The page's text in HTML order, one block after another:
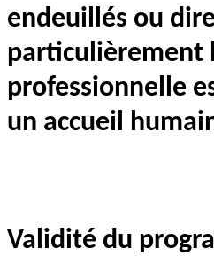
endeuillés ou
particulièrement
professionnelle
un accueil
Validité du